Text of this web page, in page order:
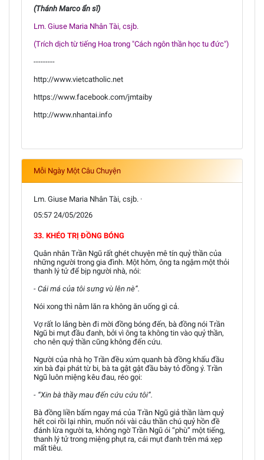
(Thánh Marco ẩn sĩ)
Lm. Giuse Maria Nhân Tài, csjb.
(Trích dịch từ tiếng Hoa trong "Cách ngôn thần học tu đức")
---------
http://www.vietcatholic.net
https://www.facebook.com/jmtaiby
http://www.nhantai.info
Mỗi Ngày Một Câu Chuyện
Lm. Giuse Maria Nhân Tài, csjb. ·
05:57 24/05/2026
33. KHÉO TRỊ ĐỒNG BÓNG
Quân nhân Trần Ngũ rất ghét chuyện mê tín quỷ thần của
những người trong gia đình. Một hôm, ông ta ngậm một thỏi
thanh lý tử để bịp người nhà, nói:
- Cái má của tôi sưng vù lên nè”.
Nói xong thì nằm lăn ra không ăn uống gì cả.
Vợ rất lo lắng bèn đi mời đồng bóng đến, bà đồng nói Trần
Ngũ bi mụt đầu đanh, bởi vì ông ta không tin vào quỷ thần,
cho nên quỷ thần cũng không đến cứu.
Người của nhà họ Trần đều xúm quanh bà đồng khấu đầu
xin bà đại phát từ bi, bà ta gật gật đầu bày tỏ đồng ý. Trần
Ngũ luôn miệng kêu đau, réo gọi:
- “Xin bà thầy mau đến cứu cứu tôi”.
Bà đồng liền bấm ngay má của Trần Ngũ giả thần làm quỷ
hết coi rồi lại nhìn, muốn nói vài câu thần chú quỷ hồn đề
đánh lừa người ta, không ngờ Trần Ngũ ói “phù” một tiếng,
thanh lý tử trong miệng phụt ra, cái mụt đanh trên má xẹp
mất tiêu.